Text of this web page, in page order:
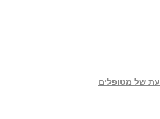
של מטופלים